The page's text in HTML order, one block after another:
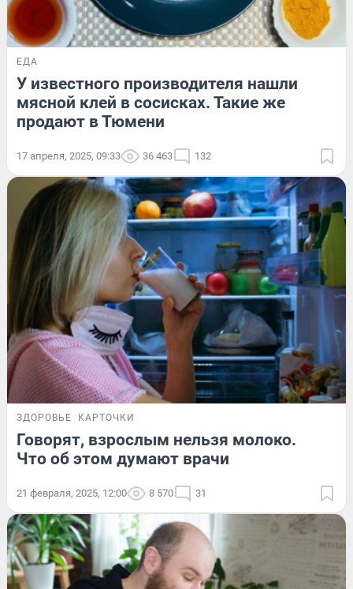
ЕДА
У известного производителя нашли
мясной клей в сосисках. Такие же
продают в Тюмени
17 апреля, 2025, 09:33 36 463 132
ЗДОРОВЬЕ КАРТОЧКИ
Говорят, взрослым нельзя молоко.
Что об этом думают врачи
21 февраля, 2025, 12:00 8 570 31